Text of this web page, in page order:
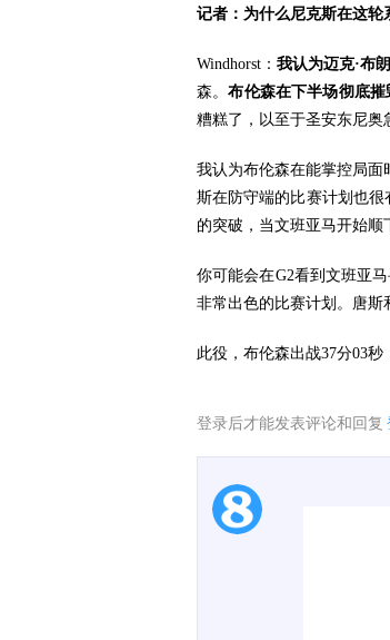
记者：为什么尼克斯在这轮
Windhorst：我认为迈克·布
森。布伦森在下半场彻底
糟糕了，以至于圣安东尼奥
我认为布伦森在能掌控局
斯在防守端的比赛计划也
的突破，当文班亚马开始顺
你可能会在G2看到文班亚
非常出色的比赛计划。唐斯
此役，布伦森出战37分03秒
登录后才能发表评论和回复
1.电脑